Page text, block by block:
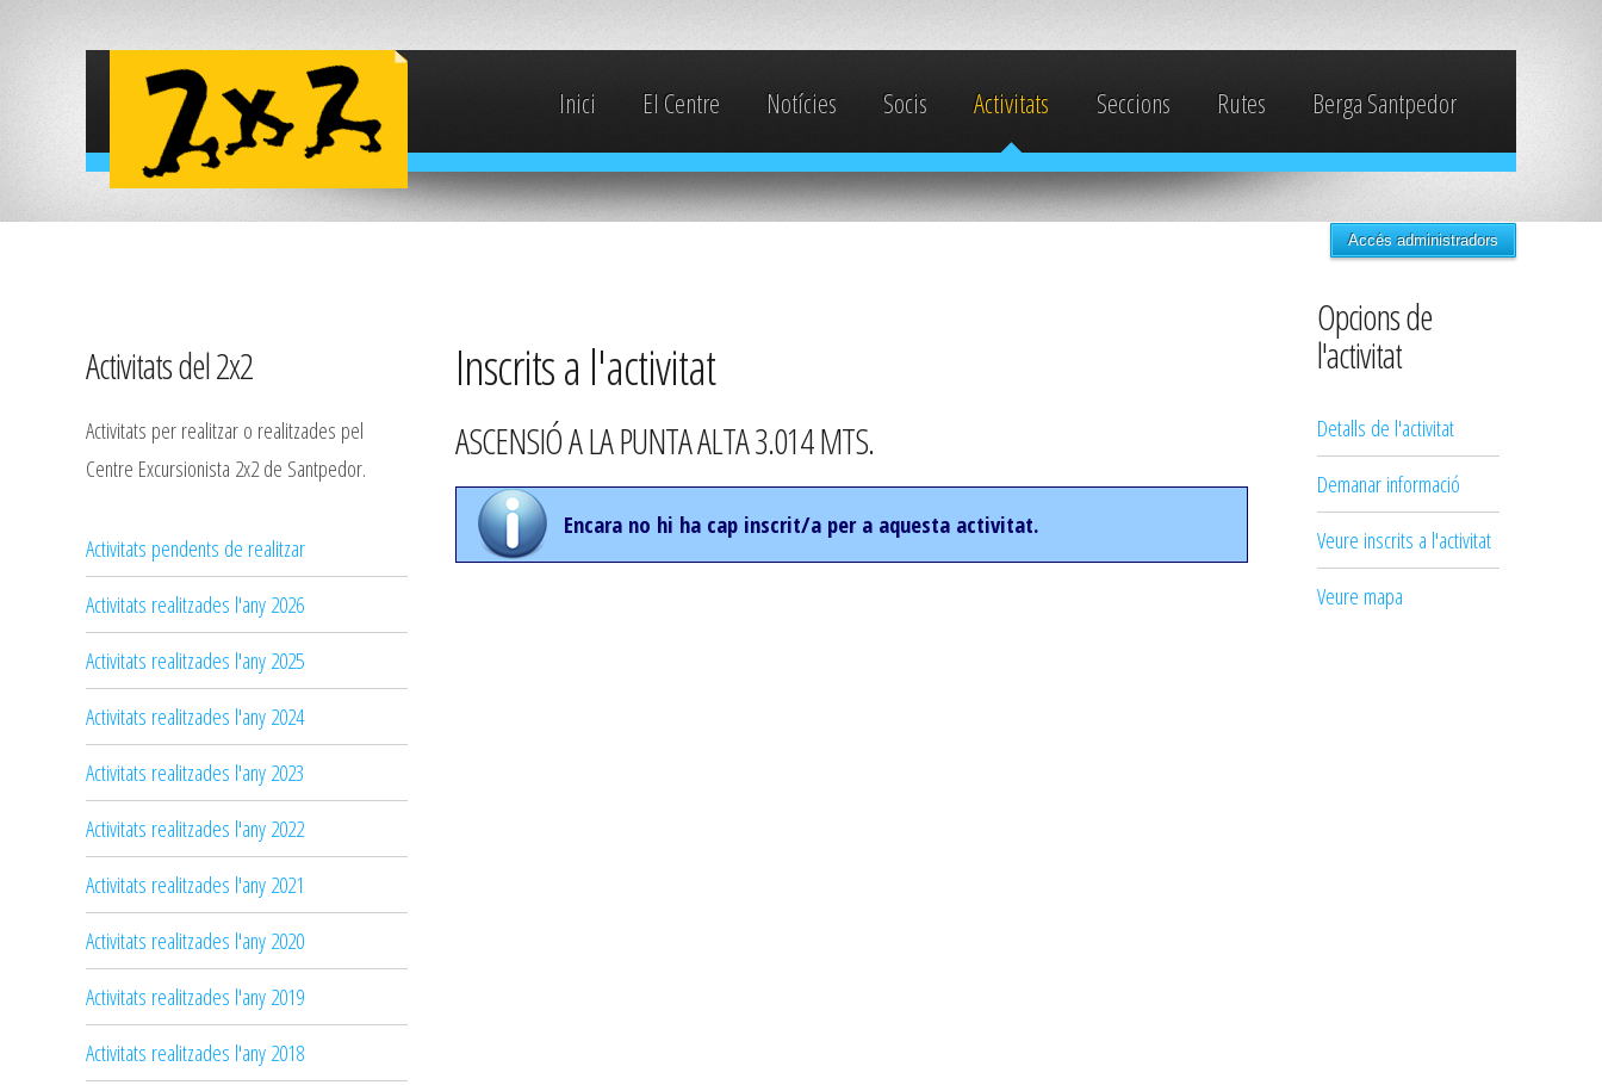
Inici El Centre Notícies Socis Activitats Seccions Rutes Berga Santpedor
Accés administradors
Activitats del 2x2
Activitats per realitzar o realitzades pel
Centre Excursionista 2x2 de Santpedor.
Activitats pendents de realitzar
Activitats realitzades l'any 2026
Activitats realitzades l'any 2025
Activitats realitzades l'any 2024
Activitats realitzades l'any 2023
Activitats realitzades l'any 2022
Activitats realitzades l'any 2021
Activitats realitzades l'any 2020
Activitats realitzades l'any 2019
Activitats realitzades l'any 2018
Inscrits a l'activitat
ASCENSIÓ A LA PUNTA ALTA 3.014 MTS.
Encara no hi ha cap inscrit/a per a aquesta activitat.
Opcions de
l'activitat
Detalls de l'activitat
Demanar informació
Veure inscrits a l'activitat
Veure mapa